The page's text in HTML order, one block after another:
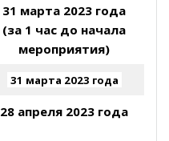
31 марта 2023 года
(за 1 час до начала
мероприятия)
31 марта 2023 года
28 апреля 2023 года